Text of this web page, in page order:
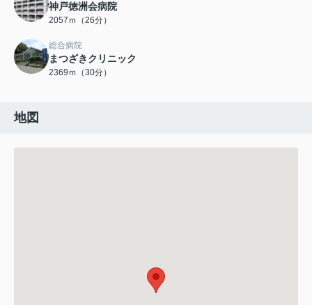
神戸徳洲会病院
2057ｍ（26分）
総合病院
まつざきクリニック
2369ｍ（30分）
地図